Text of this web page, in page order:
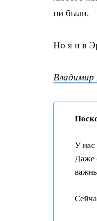
ни были.
Но я и в
Владимир
У нас
Даже